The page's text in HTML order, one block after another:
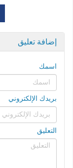
إضافة تعليق
اسمك
بريدك الإلكتروني
التعليق